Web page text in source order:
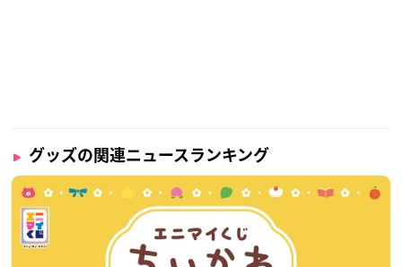
グッズの関連ニュースランキング